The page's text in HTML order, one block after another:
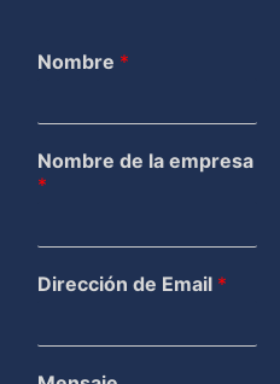
Nombre *
Nombre de la empresa
*
Dirección de Email *